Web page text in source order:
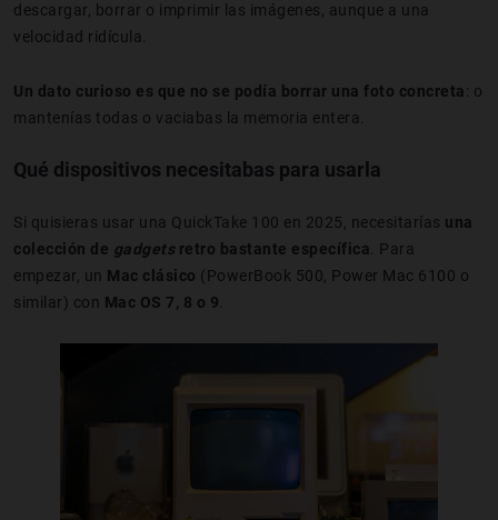
descargar, borrar o imprimir las imágenes, aunque a una
velocidad ridícula.
Un dato curioso es que no se podía borrar una foto concreta: o
mantenías todas o vaciabas la memoria entera.
Qué dispositivos necesitabas para usarla
Si quisieras usar una QuickTake 100 en 2025, necesitarías una
colección de gadgets retro bastante específica. Para
empezar, un Mac clásico (PowerBook 500, Power Mac 6100 o
similar) con Mac OS 7, 8 o 9.